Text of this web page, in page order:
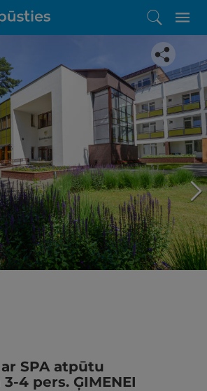
šis piedāvājums?
atpūtai atlikuši tikai daži soļi
PĒRKU
SPA atpūtu
4 pers. ĢIMENEI